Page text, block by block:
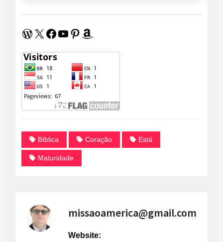
WordPress X Facebook Youtube Pinterest Amazon
Bíblica Coração Está
Maturidade
missaoamerica@gmail.com
Website: